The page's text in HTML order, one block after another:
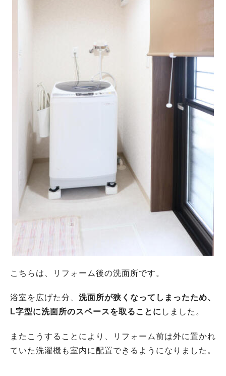
こちらは、リフォーム後の洗面所です。
浴室を広げた分、 洗面所が狭くなってしまったため、
L字型に洗面所のスペースを取ることに しました。
またこうすることにより、リフォーム前は外に置かれ
ていた洗濯機も室内に配置できるようになりました。